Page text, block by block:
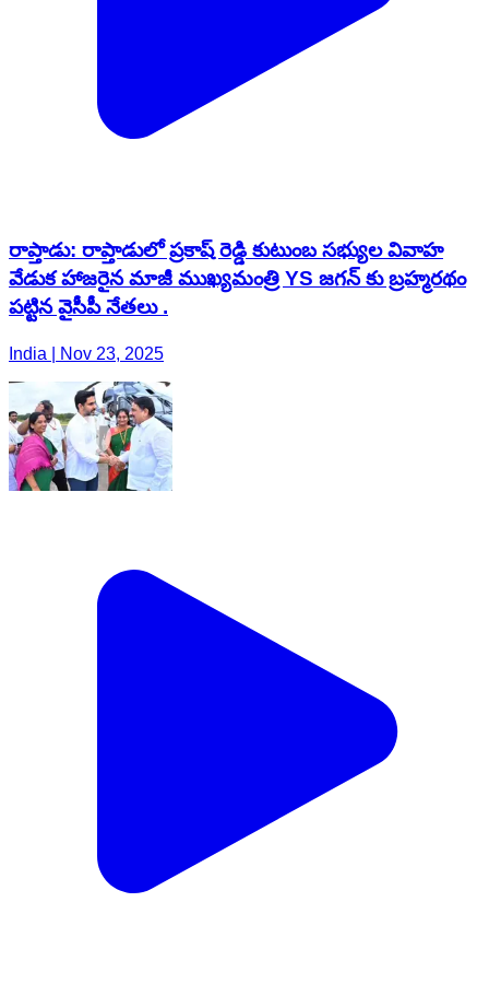
రాప్తాడు: రాప్తాడులో ప్రకాష్ రెడ్డి కుటుంబ సభ్యుల వివాహ
వేడుక హాజరైన మాజీ ముఖ్యమంత్రి YS జగన్ కు బ్రహ్మరథం
పట్టిన వైసీపీ నేతలు .
India | Nov 23, 2025